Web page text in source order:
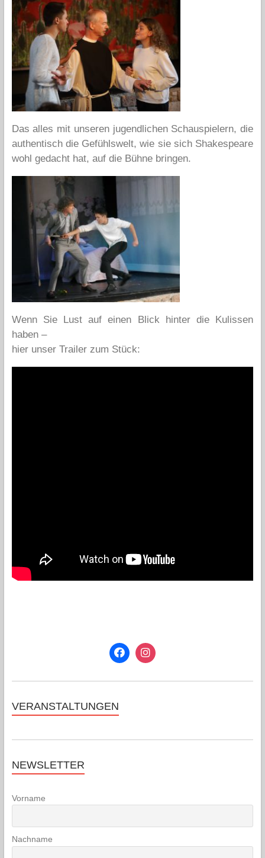
Das alles mit unseren jugendlichen Schauspielern, die
authentisch die Gefühlswelt, wie sie sich Shakespeare
wohl gedacht hat, auf die Bühne bringen.
Wenn Sie Lust auf einen Blick hinter die Kulissen
haben –
hier unser Trailer zum Stück:
VERANSTALTUNGEN
NEWSLETTER
Vorname
Nachname